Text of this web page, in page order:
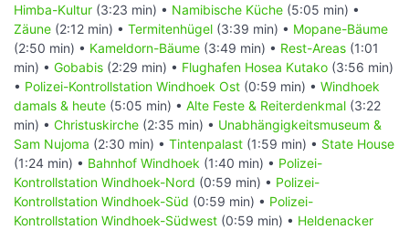
Himba-Kultur (3:23 min) • Namibische Küche (5:05 min) •
Zäune (2:12 min) • Termitenhügel (3:39 min) • Mopane-Bäume
(2:50 min) • Kameldorn-Bäume (3:49 min) • Rest-Areas (1:01
min) • Gobabis (2:29 min) • Flughafen Hosea Kutako (3:56 min)
• Polizei-Kontrollstation Windhoek Ost (0:59 min) • Windhoek
damals & heute (5:05 min) • Alte Feste & Reiterdenkmal (3:22
min) • Christuskirche (2:35 min) • Unabhängigkeitsmuseum &
Sam Nujoma (2:30 min) • Tintenpalast (1:59 min) • State House
(1:24 min) • Bahnhof Windhoek (1:40 min) • Polizei-
Kontrollstation Windhoek-Nord (0:59 min) • Polizei-
Kontrollstation Windhoek-Süd (0:59 min) • Polizei-
Kontrollstation Windhoek-Südwest (0:59 min) • Heldenacker